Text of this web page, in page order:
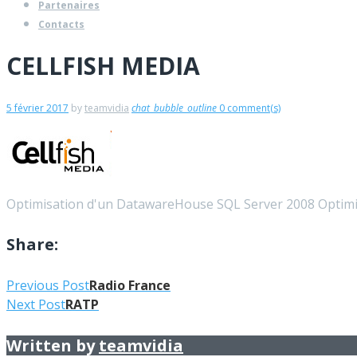
Partenaires
Contacts
CELLFISH MEDIA
5 février 2017 byteamvidia chat_bubble_outline 0 comment(s)
Optimisation d'un DatawareHouse SQL Server 2008
Share:
Facebook
Twitter
Google+
LinkedIn
Pinterest
Navigation
de
l’article
Previous PostRadio France
Next PostRATP
Written byteamvidia